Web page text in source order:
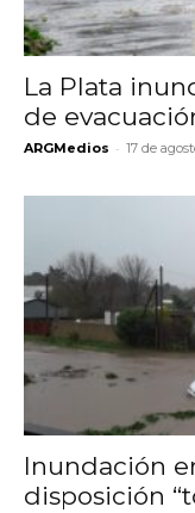
La Plata
de
ARGMedios - 17 de
Inundación
disposición